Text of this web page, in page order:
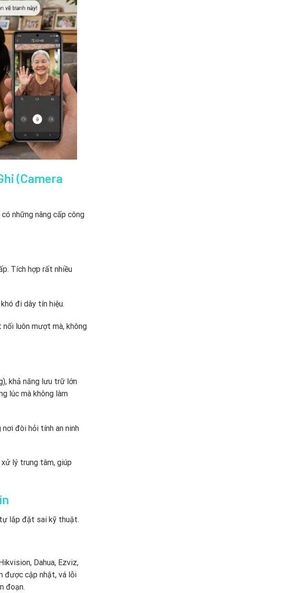
(Camera
những nâng cấp công
Tích hợp rất nhiều
đi dây tín hiệu.
nối luôn mượt mà, không
khả năng lưu trữ lớn
lúc mà không làm
nơi đòi hỏi tính an ninh
lý trung tâm, giúp
tự lắp đặt sai kỹ thuật.
Dahua, Ezviz,
được cập nhật, vá lỗi
đoạn.